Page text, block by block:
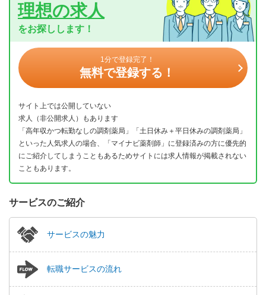
理想の求人
をお探しします！
1分で登録完了！
無料で登録する！
サイト上では公開していない
求人（非公開求人）もあります
「高年収かつ転勤なしの調剤薬局」「土日休み＋平日休みの調剤薬局」
といった人気求人の場合、「マイナビ薬剤師」に登録済みの方に優先的
にご紹介してしまうこともあるためサイトには求人情報が掲載されない
こともあります。
サービスのご紹介
サービスの魅力
転職サービスの流れ